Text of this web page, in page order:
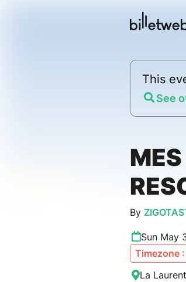
This
See
By
Sun May
Timezone
La